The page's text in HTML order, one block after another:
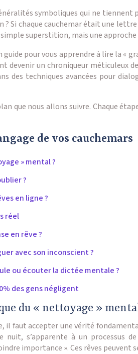
symboliques qui ne tiennent
Si chaque cauchemar était une
superstition, mais une
guide pour vous apprendre à lire la
devenir un chroniqueur
des techniques avancées pour
que nous allons suivre. Chaque
de vos cauchemars
» mental ?
?
en ligne ?
réel
en rêve ?
avec son inconscient ?
ou écouter la dictée mentale ?
des gens négligent
du « nettoyage »
il faut accepter une vérité
s’apparente à un processus
importance ». Ces rêves peuvent